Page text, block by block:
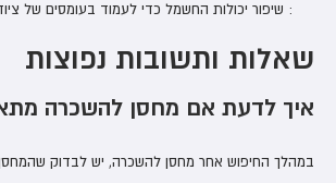
: שיפור יכולות החשמל כדי לעמוד בעומסים של
שאלות ותשובות נפוצות
איך לדעת אם מחסן להשכרה
במהלך החיפוש אחר מחסן להשכרה, יש לבדוק שהמחסן